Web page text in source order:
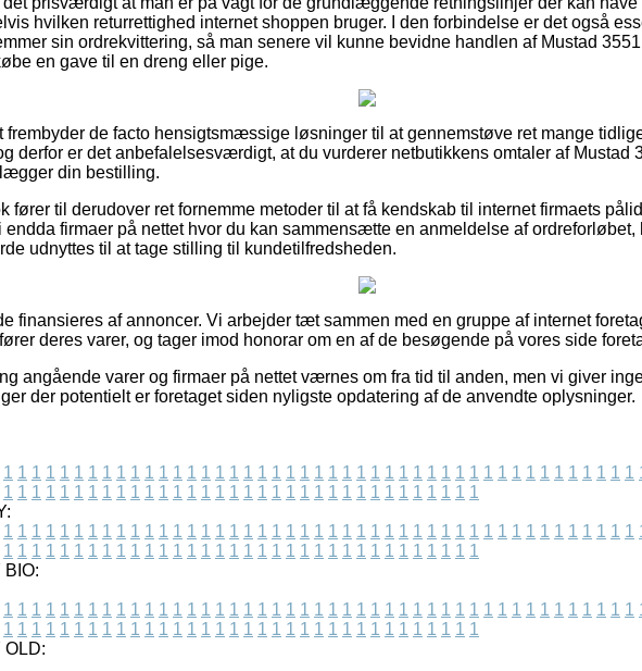
hvilken returrettighed internet shoppen bruger. I den forbindelse er det også
sin ordrekvittering, så man senere vil kunne bevidne handlen af Mustad
en gave til en dreng eller pige.
frembyder de facto hensigtsmæssige løsninger til at gennemstøve ret mange
derfor er det anbefalelsesværdigt, at du vurderer netbutikkens omtaler af Mustad
din bestilling.
fører til derudover ret fornemme metoder til at få kendskab til internet firmaets
endda firmaer på nettet hvor du kan sammensætte en anmeldelse af ordreforløbet,
udnyttes til at tage stilling til kundetilfredsheden.
finansieres af annoncer. Vi arbejder tæt sammen med en gruppe af internet
deres varer, og tager imod honorar om en af de besøgende på vores side
angående varer og firmaer på nettet værnes om fra tid til anden, men vi giver
der potentielt er foretaget siden nyligste opdatering af de anvendte oplysninger.
1 1 1 1 1 1 1 1 1 1 1 1 1 1 1 1 1 1 1 1 1 1 1 1 1 1 1 1 1 1 1 1 1 1 1 1 1 1 1 1 1 1 1 1 1
1 1 1 1 1 1 1 1 1 1 1 1 1 1 1 1 1 1 1 1 1 1 1 1 1 1 1 1 1 1 1 1 1 1
1 1 1 1 1 1 1 1 1 1 1 1 1 1 1 1 1 1 1 1 1 1 1 1 1 1 1 1 1 1 1 1 1 1 1 1 1 1 1 1 1 1 1 1 1
1 1 1 1 1 1 1 1 1 1 1 1 1 1 1 1 1 1 1 1 1 1 1 1 1 1 1 1 1 1 1 1 1 1
BIO:
1 1 1 1 1 1 1 1 1 1 1 1 1 1 1 1 1 1 1 1 1 1 1 1 1 1 1 1 1 1 1 1 1 1 1 1 1 1 1 1 1 1 1 1 1
1 1 1 1 1 1 1 1 1 1 1 1 1 1 1 1 1 1 1 1 1 1 1 1 1 1 1 1 1 1 1 1 1 1
OLD: